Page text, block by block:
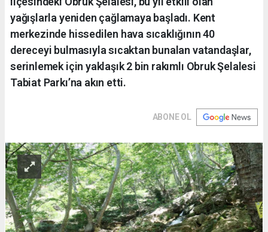
yağışlarla yeniden çağlamaya başladı. Kent
merkezinde hissedilen hava sıcaklığının 40
dereceyi bulmasıyla sıcaktan bunalan vatandaşlar,
serinlemek için yaklaşık 2 bin rakımlı Obruk Şelalesi
Tabiat Parkı’na akın etti.
ABONE OL